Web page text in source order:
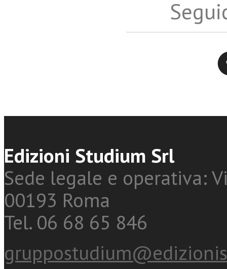
Edizioni Studium Srl
Sede legale e operativa:
00193 Roma
Tel. 06 68 65 846